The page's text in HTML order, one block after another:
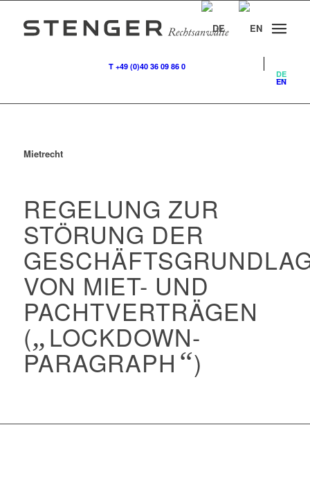
T +49 (0)40 36 09 86 0
DE
EN
Mietrecht
REGELUNG ZUR
STÖRUNG DER
VON MIET- UND
PACHTVERTRÄGEN
(„LOCKDOWN-
PARAGRAPH “)